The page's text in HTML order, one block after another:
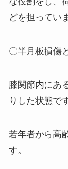
どを担ってい
〇半月板損傷
膝関節内にあ
りした状態で
若年者から高
す。